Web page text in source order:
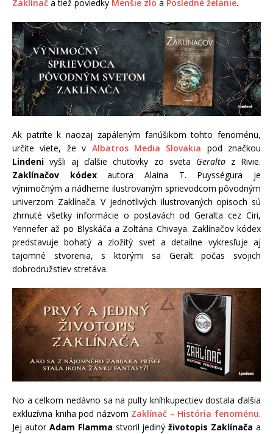
Zaklínač a tiež poviedky Menšie zlo a Posledné želanie.
Ak patríte k naozaj zapáleným fanúšikom tohto fenoménu,
určite viete, že v Albatros Media Slovakia pod značkou
Lindeni vyšli aj ďalšie chuťovky zo sveta Geraltaz Rivie.
Zaklínačov kódexautora Alaina T. Puysségura je
výnimočným a nádherne ilustrovaným sprievodcom pôvodným
univerzom Zaklínača. V jednotlivých ilustrovaných opisoch sú
zhrnuté všetky informácie o postavách od Geralta cez Ciri,
Yennefer až po Blyskáča a Zoltána Chivaya. Zaklínačov kódex
predstavuje bohatý a zložitý svet a detailne vykresľuje aj
tajomné stvorenia, s ktorými sa Geralt počas svojich
dobrodružstiev stretáva.
No a celkom nedávno sa na pulty kníhkupectiev dostala ďalšia
exkluzívna kniha pod názvom Zaklínač – História fenoménu.
Jej autor Adam Flamma stvoril jedinýživotopis Zaklínača a